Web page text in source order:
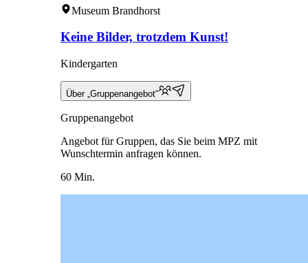
Museum Brandhorst
Keine Bilder, trotzdem Kunst!
Kindergarten
Über „Gruppenangebot“
Gruppenangebot
Angebot für Gruppen, das Sie beim MPZ mit
Wunschtermin anfragen können.
60 Min.